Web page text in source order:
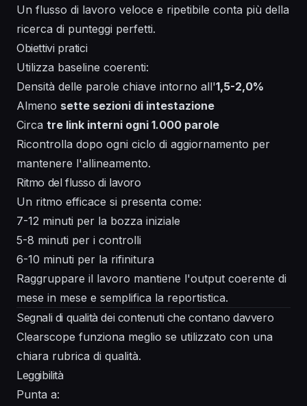
Un flusso di lavoro veloce e ripetibile conta più della
ricerca di punteggi perfetti.
Obiettivi pratici
Utilizza baseline coerenti:
Densità delle parole chiave intorno all'1,5-2,0%
Almeno sette sezioni di intestazione
Circa tre link interni ogni 1.000 parole
Ricontrolla dopo ogni ciclo di aggiornamento per
mantenere l'allineamento.
Ritmo del flusso di lavoro
Un ritmo efficace si presenta come:
7-12 minuti per la bozza iniziale
5-8 minuti per i controlli
6-10 minuti per la rifinitura
Raggruppare il lavoro mantiene l'output coerente di
mese in mese e semplifica la reportistica.
Segnali di qualità dei contenuti che contano davvero
Clearscope funziona meglio se utilizzato con una
chiara rubrica di qualità.
Leggibilità
Punta a: